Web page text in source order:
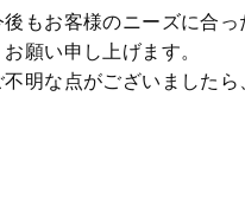
後もお客様のニーズに合
お願い申し上げます。
不明な点がございました